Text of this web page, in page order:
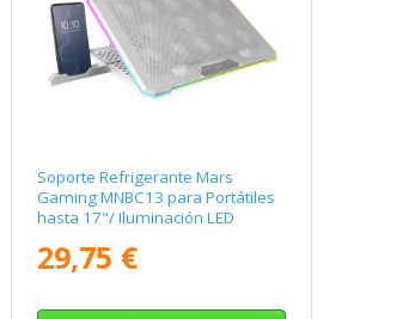
Soporte Refrigerante Mars
Gaming MNBC13 para Portátiles
hasta 17"/ Iluminación LED
29,75 €